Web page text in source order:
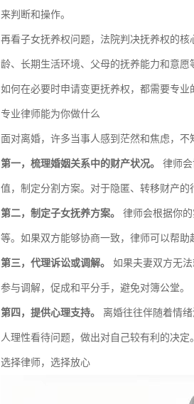
来判断和操作。
再看子女抚养权问题，法院判决抚养权的
龄、长期生活环境、父母的抚养能力和意
如何在必要时申请变更抚养权，都需要专业
专业律师能为你做什么
面对离婚，许多当事人感到茫然和焦虑，
第一，梳理婚姻关系中的财产状况。 律师
值，制定分割方案。对于隐匿、转移财产的
第二，制定子女抚养方案。 律师会根据你
等。如果双方能够协商一致，律师可以帮助
第三，代理诉讼或调解。 如果夫妻双方无
参与调解，促成和平分手，避免对簿公堂。
第四，提供心理支持。 离婚往往伴随着情
人理性看待问题，做出对自己较有利的决定。
选择律师，选择放心